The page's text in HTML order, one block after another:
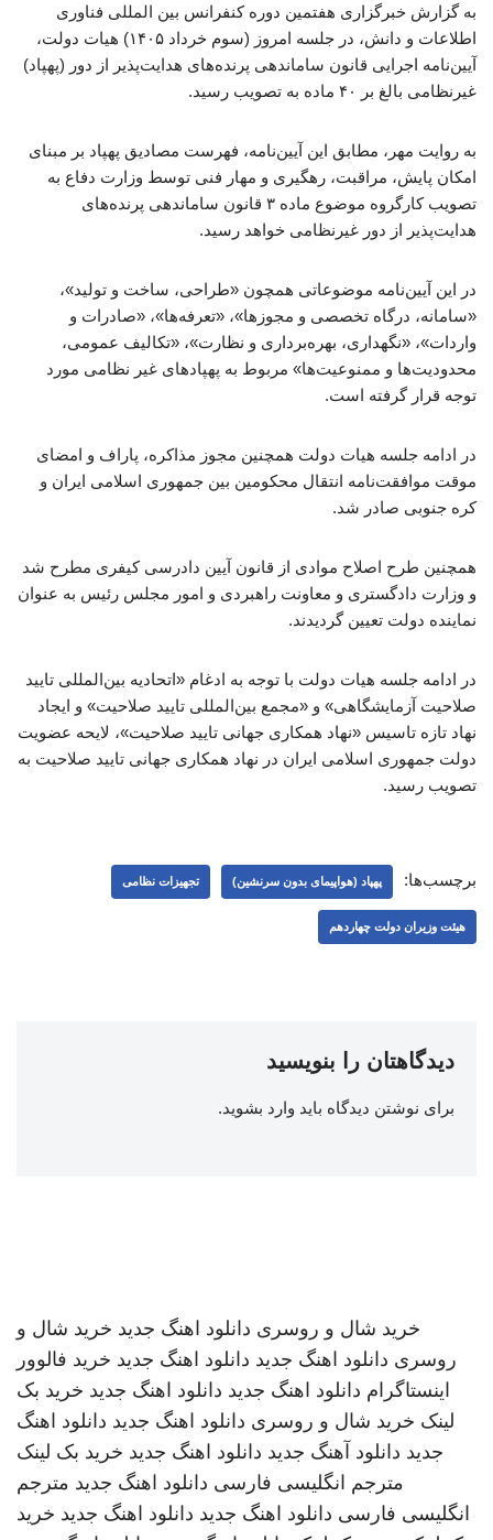
به گزارش خبرگزاری هفتمین دوره کنفرانس بین المللی فناوری
اطلاعات و دانش، در جلسه امروز (سوم خرداد ۱۴۰۵) هیات دولت،
آیین‌نامه اجرایی قانون ساماندهی پرنده‌های هدایت‌پذیر از دور (پهپاد)
غیرنظامی بالغ بر ۴۰ ماده به تصویب رسید.
به روایت مهر، مطابق این آیین‌نامه، فهرست مصادیق پهپاد بر مبنای
امکان پایش، مراقبت، رهگیری و مهار فنی توسط وزارت دفاع به
تصویب کارگروه موضوع ماده ۳ قانون ساماندهی پرنده‌های
هدایت‌پذیر از دور غیرنظامی خواهد رسید.
در این آیین‌نامه موضوعاتی همچون «طراحی، ساخت و تولید»،
«سامانه، درگاه تخصصی و مجوزها»، «تعرفه‌ها»، «صادرات و
واردات»، «نگهداری، بهره‌برداری و نظارت»، «تکالیف عمومی،
محدودیت‌ها و ممنوعیت‌ها» مربوط به پهپادهای غیر نظامی مورد
توجه قرار گرفته است.
در ادامه جلسه هیات دولت همچنین مجوز مذاکره، پاراف و امضای
موقت موافقت‌نامه انتقال محکومین بین جمهوری اسلامی ایران و
کره جنوبی صادر شد.
همچنین طرح اصلاح موادی از قانون آیین دادرسی کیفری مطرح شد
و وزارت دادگستری و معاونت راهبردی و امور مجلس رئیس به عنوان
نماینده دولت تعیین گردیدند.
در ادامه جلسه هیات دولت با توجه به ادغام «اتحادیه بین‌المللی تایید
صلاحیت آزمایشگاهی» و «مجمع بین‌المللی تایید صلاحیت» و ایجاد
نهاد تازه تاسیس «نهاد همکاری جهانی تایید صلاحیت»، لایحه عضویت
دولت جمهوری اسلامی ایران در نهاد همکاری جهانی تایید صلاحیت به
تصویب رسید.
برچسب‌ها: پهپاد (هواپیمای بدون سرنشین) تجهیزات نظامی
هیئت وزیران دولت چهاردهم
دیدگاهتان را بنویسید
برای نوشتن دیدگاه باید وارد بشوید.
خرید شال و روسری دانلود اهنگ جدید خرید شال و
روسری دانلود اهنگ جدید دانلود اهنگ جدید خرید فالوور
اینستاگرام دانلود اهنگ جدید دانلود اهنگ جدید خرید بک
لینک خرید شال و روسری دانلود اهنگ جدید دانلود اهنگ
جدید دانلود آهنگ جدید دانلود اهنگ جدید خرید بک لینک
مترجم انگلیسی فارسی دانلود اهنگ جدید مترجم
انگلیسی فارسی دانلود اهنگ جدید دانلود اهنگ جدید خرید